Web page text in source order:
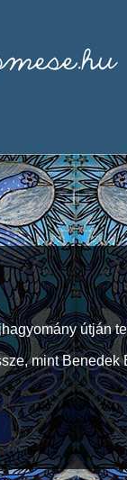
útján
mint Benedek